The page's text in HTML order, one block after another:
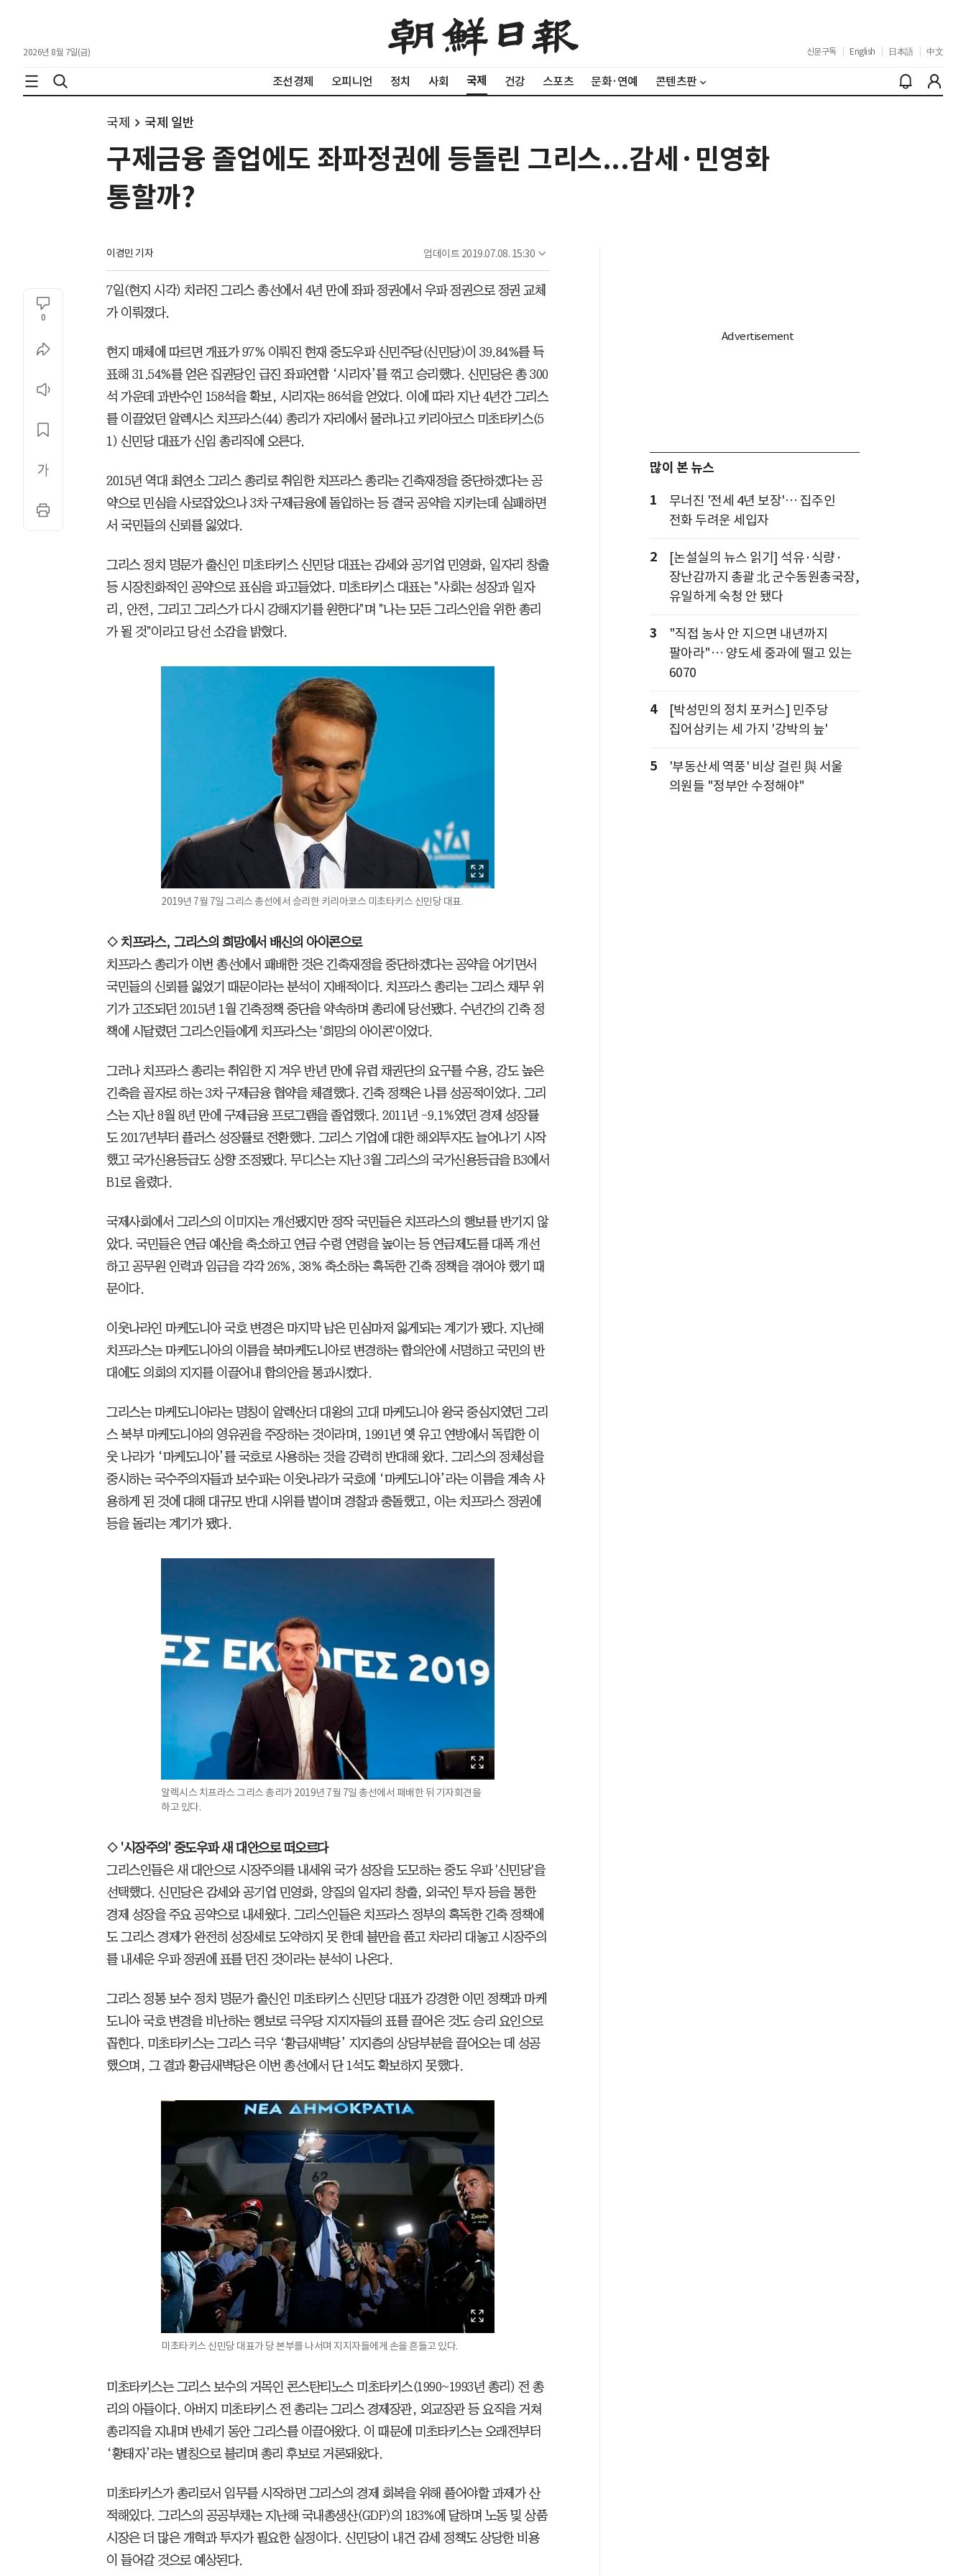
2026년 8월 7일(금) 신문구독 English 日本語 中文
조선경제 오피니언 정치 사회 국제 건강 스포츠 문화·연예 콘텐츠판
국제 국제 일반
구제금융 졸업에도 좌파정권에 등돌린 그리스...감세·민영화
통할까?
이경민 기자 업데이트 2019.07.08. 15:30
0
7일(현지 시각) 치러진 그리스 총선에서 4년 만에 좌파 정권에서 우파 정권으로 정권 교체
가 이뤄졌다.
현지 매체에 따르면 개표가 97% 이뤄진 현재 중도우파 신민주당(신민당)이 39.84%를 득
표해 31.54%를 얻은 집권당인 급진 좌파연합 ‘시리자’를 꺾고 승리했다. 신민당은 총 300
석 가운데 과반수인 158석을 확보, 시리자는 86석을 얻었다. 이에 따라 지난 4년간 그리스
를 이끌었던 알렉시스 치프라스(44) 총리가 자리에서 물러나고 키리아코스 미초타키스(5
1) 신민당 대표가 신임 총리직에 오른다.
2015년 역대 최연소 그리스 총리로 취임한 치프라스 총리는 긴축재정을 중단하겠다는 공
약으로 민심을 사로잡았으나 3차 구제금융에 돌입하는 등 결국 공약을 지키는데 실패하면
서 국민들의 신뢰를 잃었다.
그리스 정치 명문가 출신인 미초타키스 신민당 대표는 감세와 공기업 민영화, 일자리 창출
등 시장친화적인 공약으로 표심을 파고들었다. 미초타키스 대표는 "사회는 성장과 일자
리, 안전, 그리고 그리스가 다시 강해지기를 원한다"며 "나는 모든 그리스인을 위한 총리
가 될 것"이라고 당선 소감을 밝혔다.
2019년 7월 7일 그리스 총선에서 승리한 키리아코스 미초타키스 신민당 대표.
◇ 치프라스, 그리스의 희망에서 배신의 아이콘으로
치프라스 총리가 이번 총선에서 패배한 것은 긴축재정을 중단하겠다는 공약을 어기면서
국민들의 신뢰를 잃었기 때문이라는 분석이 지배적이다. 치프라스 총리는 그리스 채무 위
기가 고조되던 2015년 1월 긴축정책 중단을 약속하며 총리에 당선됐다. 수년간의 긴축 정
책에 시달렸던 그리스인들에게 치프라스는 '희망의 아이콘'이었다.
그러나 치프라스 총리는 취임한 지 겨우 반년 만에 유럽 채권단의 요구를 수용, 강도 높은
긴축을 골자로 하는 3차 구제금융 협약을 체결했다. 긴축 정책은 나름 성공적이었다. 그리
스는 지난 8월 8년 만에 구제금융 프로그램을 졸업했다. 2011년 -9.1%였던 경제 성장률
도 2017년부터 플러스 성장률로 전환했다. 그리스 기업에 대한 해외투자도 늘어나기 시작
했고 국가신용등급도 상향 조정됐다. 무디스는 지난 3월 그리스의 국가신용등급을 B3에서
B1로 올렸다.
국제사회에서 그리스의 이미지는 개선됐지만 정작 국민들은 치프라스의 행보를 반기지 않
았다. 국민들은 연금 예산을 축소하고 연금 수령 연령을 높이는 등 연금제도를 대폭 개선
하고 공무원 인력과 임금을 각각 26%, 38% 축소하는 혹독한 긴축 정책을 겪어야 했기 때
문이다.
이웃나라인 마케도니아 국호 변경은 마지막 남은 민심마저 잃게되는 계기가 됐다. 지난해
치프라스는 마케도니아의 이름을 북마케도니아로 변경하는 합의안에 서명하고 국민의 반
대에도 의회의 지지를 이끌어내 합의안을 통과시켰다.
그리스는 마케도니아라는 명칭이 알렉산더 대왕의 고대 마케도니아 왕국 중심지였던 그리
스 북부 마케도니아의 영유권을 주장하는 것이라며, 1991년 옛 유고 연방에서 독립한 이
웃 나라가 ‘마케도니아’를 국호로 사용하는 것을 강력히 반대해 왔다. 그리스의 정체성을
중시하는 국수주의자들과 보수파는 이웃나라가 국호에 ‘마케도니아’라는 이름을 계속 사
용하게 된 것에 대해 대규모 반대 시위를 벌이며 경찰과 충돌했고, 이는 치프라스 정권에
등을 돌리는 계기가 됐다.
알렉시스 치프라스 그리스 총리가 2019년 7월 7일 총선에서 패배한 뒤 기자회견을
하고 있다.
◇ '시장주의' 중도우파 새 대안으로 떠오르다
그리스인들은 새 대안으로 시장주의를 내세워 국가 성장을 도모하는 중도 우파 '신민당'을
선택했다. 신민당은 감세와 공기업 민영화, 양질의 일자리 창출, 외국인 투자 등을 통한
경제 성장을 주요 공약으로 내세웠다. 그리스인들은 치프라스 정부의 혹독한 긴축 정책에
도 그리스 경제가 완전히 성장세로 도약하지 못 한데 불만을 품고 차라리 대놓고 시장주의
를 내세운 우파 정권에 표를 던진 것이라는 분석이 나온다.
그리스 정통 보수 정치 명문가 출신인 미초타키스 신민당 대표가 강경한 이민 정책과 마케
도니아 국호 변경을 비난하는 행보로 극우당 지지자들의 표를 끌어온 것도 승리 요인으로
꼽힌다. 미초타키스는 그리스 극우 ‘황금새벽당’ 지지층의 상당부분을 끌어오는 데 성공
했으며, 그 결과 황금새벽당은 이번 총선에서 단 1석도 확보하지 못했다.
미초타키스 신민당 대표가 당 본부를 나서며 지지자들에게 손을 흔들고 있다.
미초타키스는 그리스 보수의 거목인 콘스탄티노스 미초타키스(1990~1993년 총리) 전 총
리의 아들이다. 아버지 미초타키스 전 총리는 그리스 경제장관, 외교장관 등 요직을 거쳐
총리직을 지내며 반세기 동안 그리스를 이끌어왔다. 이 때문에 미초타키스는 오래전부터
‘황태자’라는 별칭으로 불리며 총리 후보로 거론돼왔다.
미초타키스가 총리로서 임무를 시작하면 그리스의 경제 회복을 위해 풀어야할 과제가 산
적해있다. 그리스의 공공부채는 지난해 국내총생산(GDP)의 183%에 달하며 노동 및 상품
시장은 더 많은 개혁과 투자가 필요한 실정이다. 신민당이 내건 감세 정책도 상당한 비용
이 들어갈 것으로 예상된다.
많이 본 뉴스
1
무너진 '전세 4년 보장'… 집주인
전화 두려운 세입자
2
[논설실의 뉴스 읽기] 석유·식량·
장난감까지 총괄 北 군수동원총국장,
유일하게 숙청 안 됐다
3
"직접 농사 안 지으면 내년까지
팔아라"… 양도세 중과에 떨고 있는
6070
4
[박성민의 정치 포커스] 민주당
집어삼키는 세 가지 '강박의 늪'
5
'부동산세 역풍' 비상 걸린 與 서울
의원들 "정부안 수정해야"